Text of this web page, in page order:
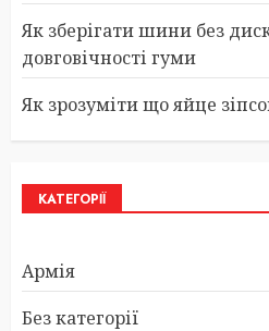
Як зберігати шини без
довговічності гуми
Як зрозуміти що яйце
КАТЕГОРІЇ
Армія
Без категорії